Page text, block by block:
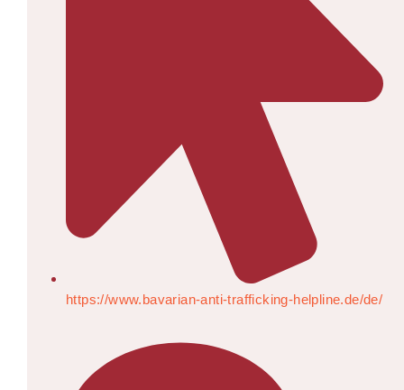
https://www.bavarian-anti-trafficking-helpline.de/de/